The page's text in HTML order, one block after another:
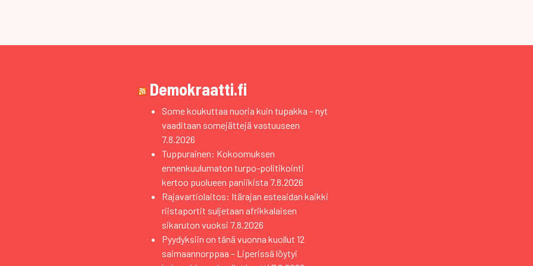
Demokraatti.fi
Some koukuttaa nuoria kuin tupakka – nyt
vaaditaan somejättejä vastuuseen
7.8.2026
Tuppurainen: Kokoomuksen
ennenkuulumaton turpo-politikointi
kertoo puolueen paniikista 7.8.2026
Rajavartiolaitos: Itärajan esteaidan kaikki
riistaportit suljetaan afrikkalaisen
sikaruton vuoksi 7.8.2026
Pyydyksiin on tänä vuonna kuollut 12
saimaannorppaa – Liperissä löytyi